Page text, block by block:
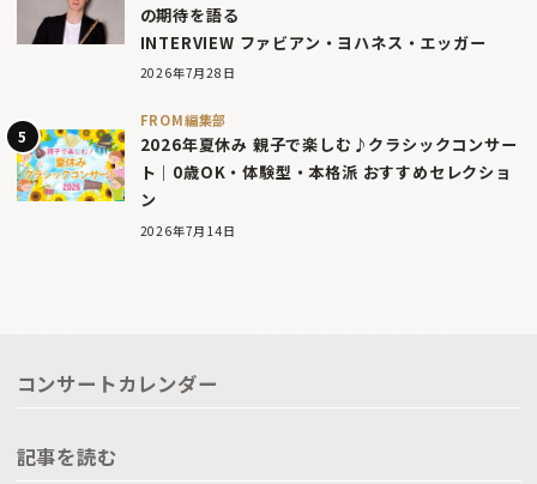
の期待を語る
INTERVIEW ファビアン・ヨハネス・エッガー
2026年7月28日
FROM編集部
2026年夏休み 親子で楽しむ♪クラシックコンサー
ト｜0歳OK・体験型・本格派 おすすめセレクショ
ン
2026年7月14日
コンサートカレンダー
記事を読む